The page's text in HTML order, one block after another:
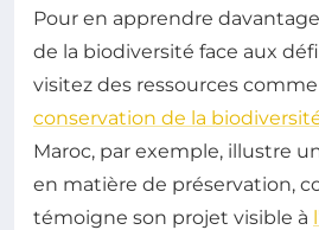
Pour en apprendre
de la biodiversité face aux
visitez des ressources comme
conservation de la
Maroc, par exemple, illustre
en matière de préservation,
témoigne son projet visible à